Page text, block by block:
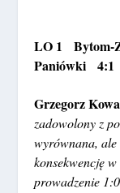
LO 1 Bytom-
Paniówki 4:1
Grzegorz
zadowolony z
wyrównana,
konsekwencję w
prowadzenie